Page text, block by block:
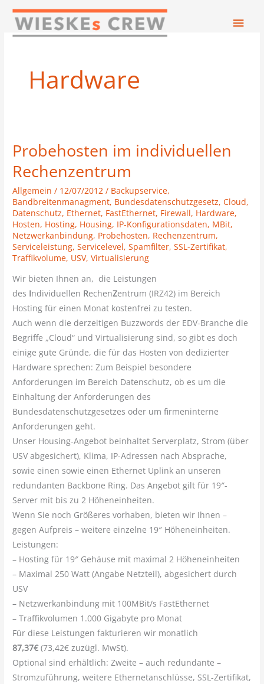
Zum
Inhalt
springen
Hardware
Probehosten im individuellen
Rechenzentrum
Allgemein / 12/07/2012/ Backupservice,
Bandbreitenmanagment, Bundesdatenschutzgesetz,Cloud,
Datenschutz, Ethernet, FastEthernet, Firewall, Hardware,
Hosten, Hosting, Housing, IP-Konfigurationsdaten, MBit,
Netzwerkanbindung, Probehosten, Rechenzentrum,
Serviceleistung,Servicelevel,Spamfilter,SSL-Zertifikat,
Traffikvolume, USV,Virtualisierung
Wir bieten Ihnen an, die Leistungen
des Individuellen RechenZentrum (IRZ42) im Bereich
Hosting für einen Monat kostenfrei zu testen.
Auch wenn die derzeitigen Buzzwords der EDV-Branche die
Begriffe „Cloud“ und Virtualisierung sind, so gibt es doch
einige gute Gründe, die für das Hosten von dedizierter
Hardware sprechen: Zum Beispiel besondere
Anforderungen im Bereich Datenschutz, ob es um die
Einhaltung der Anforderungen des
Bundesdatenschutzgesetzes oder um firmeninterne
Anforderungen geht.
Unser Housing-Angebot beinhaltet Serverplatz, Strom (über
USV abgesichert), Klima, IP-Adressen nach Absprache,
sowie einen sowie einen Ethernet Uplink an unseren
redundanten Backbone Ring. Das Angebot gilt für 19″-
Server mit bis zu 2 Höheneinheiten.
Wenn Sie noch Größeres vorhaben, bieten wir Ihnen –
gegen Aufpreis – weitere einzelne 19″ Höheneinheiten.
Leistungen:
– Hosting für 19″ Gehäuse mit maximal 2 Höheneinheiten
– Maximal 250 Watt (Angabe Netzteil), abgesichert durch
USV
– Netzwerkanbindung mit 100MBit/s FastEthernet
– Traffikvolumen 1.000 Gigabyte pro Monat
Für diese Leistungen fakturieren wir monatlich
87,37€(73,42€ zuzügl. MwSt).
Optional sind erhältlich: Zweite – auch redundante –
Stromzuführung, weitere Ethernetanschlüsse, SSL-Zertifikat,
Probehosten
individuellen
Rechenzentrum